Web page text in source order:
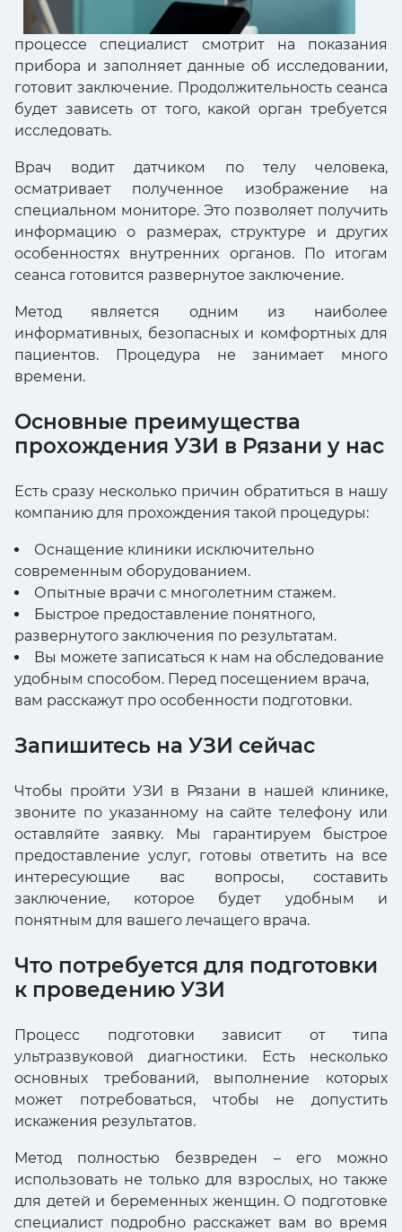
процессе специалист смотрит на показания
прибора и заполняет данные об исследовании,
готовит заключение. Продолжительность сеанса
будет зависеть от того, какой орган требуется
исследовать.
Врач водит датчиком по телу человека,
осматривает полученное изображение на
специальном мониторе. Это позволяет получить
информацию о размерах, структуре и других
особенностях внутренних органов. По итогам
сеанса готовится развернутое заключение.
Метод является одним из наиболее
информативных, безопасных и комфортных для
пациентов. Процедура не занимает много
времени.
Основные преимущества
прохождения УЗИ в Рязани у нас
Есть сразу несколько причин обратиться в нашу
компанию для прохождения такой процедуры:
Оснащение клиники исключительно
современным оборудованием.
Опытные врачи с многолетним стажем.
Быстрое предоставление понятного,
развернутого заключения по результатам.
Вы можете записаться к нам на обследование
удобным способом. Перед посещением врача,
вам расскажут про особенности подготовки.
Запишитесь на УЗИ сейчас
Чтобы пройти УЗИ в Рязани в нашей клинике,
звоните по указанному на сайте телефону или
оставляйте заявку. Мы гарантируем быстрое
предоставление услуг, готовы ответить на все
интересующие вас вопросы, составить
заключение, которое будет удобным и
понятным для вашего лечащего врача.
Что потребуется для подготовки
к проведению УЗИ
Процесс подготовки зависит от типа
ультразвуковой диагностики. Есть несколько
основных требований, выполнение которых
может потребоваться, чтобы не допустить
искажения результатов.
Метод полностью безвреден – его можно
использовать не только для взрослых, но также
для детей и беременных женщин. О подготовке
специалист подробно расскажет вам во время